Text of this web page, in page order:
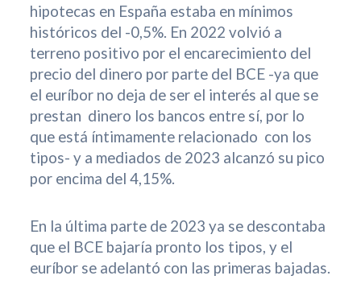
hipotecas en España estaba en mínimos
históricos del -0,5%. En 2022 volvió a
terreno positivo por el encarecimiento del
precio del dinero por parte del BCE -ya que
el euríbor no deja de ser el interés al que se
prestan dinero los bancos entre sí, por lo
que está íntimamente relacionado con los
tipos- y a mediados de 2023 alcanzó su pico
por encima del 4,15%.
En la última parte de 2023 ya se descontaba
que el BCE bajaría pronto los tipos, y el
euríbor se adelantó con las primeras bajadas.